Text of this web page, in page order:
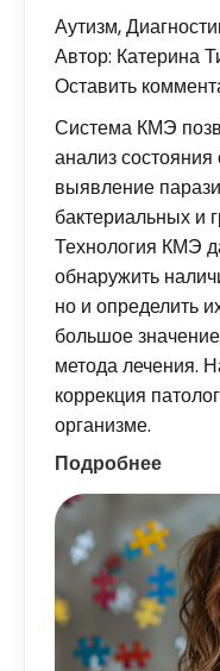
Аутизм,
Автор: Катерина
Оставить
Система КМЭ
анализ
выявление
бактериальных и
Технология КМЭ
обнаружить
но и определить
большое
метода лечения.
коррекция
организме.
Подробнее